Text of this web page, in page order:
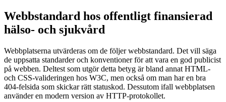
Webbstandard hos offentligt finansierad
hälso- och sjukvård
Webbplatserna utvärderas om de följer webbstandard. Det vill säga
de uppsatta standarder och konventioner för att vara en god publicist
på webben. Deltest som utgör detta betyg är bland annat HTML-
och CSS-valideringen hos W3C, men också om man har en bra
404-felsida som skickar rätt statuskod. Dessutom ifall webbplatsen
använder en modern version av HTTP-protokollet.